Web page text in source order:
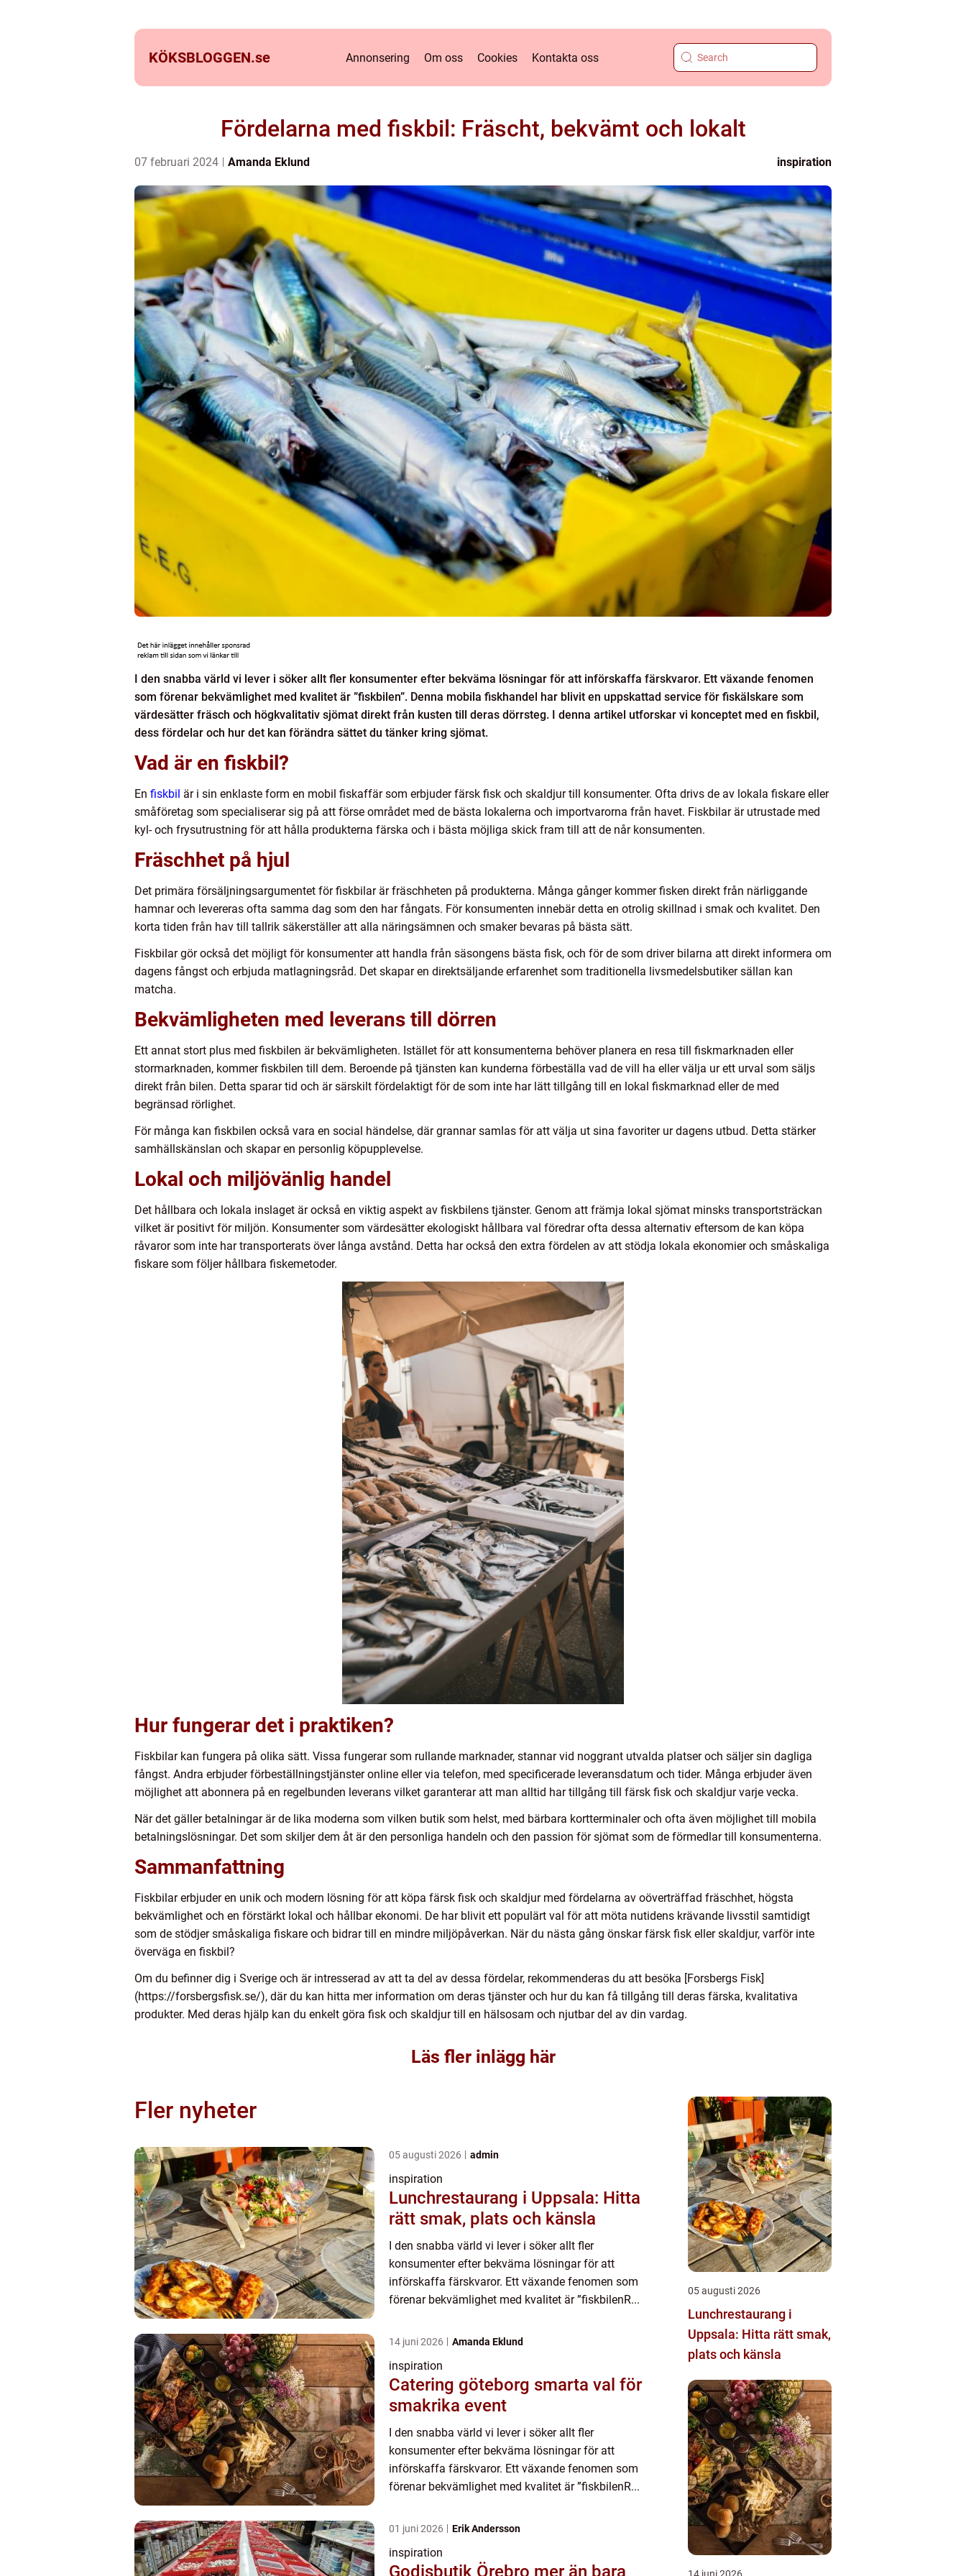
KÖKSBLOGGEN.se Annonsering Om oss Cookies Kontakta oss
Fördelarna med fiskbil: Fräscht, bekvämt och lokalt
07 februari 2024 Amanda Eklund inspiration
I den snabba värld vi lever i söker allt fler konsumenter efter bekväma lösningar för att införskaffa färskvaror. Ett växande fenomen
som förenar bekvämlighet med kvalitet är ”fiskbilen”. Denna mobila fiskhandel har blivit en uppskattad service för fiskälskare som
värdesätter fräsch och högkvalitativ sjömat direkt från kusten till deras dörrsteg. I denna artikel utforskar vi konceptet med en fiskbil,
dess fördelar och hur det kan förändra sättet du tänker kring sjömat.
Vad är en fiskbil?
En fiskbil är i sin enklaste form en mobil fiskaffär som erbjuder färsk fisk och skaldjur till konsumenter. Ofta drivs de av lokala fiskare eller
småföretag som specialiserar sig på att förse området med de bästa lokalerna och importvarorna från havet. Fiskbilar är utrustade med
kyl- och frysutrustning för att hålla produkterna färska och i bästa möjliga skick fram till att de når konsumenten.
Fräschhet på hjul
Det primära försäljningsargumentet för fiskbilar är fräschheten på produkterna. Många gånger kommer fisken direkt från närliggande
hamnar och levereras ofta samma dag som den har fångats. För konsumenten innebär detta en otrolig skillnad i smak och kvalitet. Den
korta tiden från hav till tallrik säkerställer att alla näringsämnen och smaker bevaras på bästa sätt.
Fiskbilar gör också det möjligt för konsumenter att handla från säsongens bästa fisk, och för de som driver bilarna att direkt informera om
dagens fångst och erbjuda matlagningsråd. Det skapar en direktsäljande erfarenhet som traditionella livsmedelsbutiker sällan kan
matcha.
Bekvämligheten med leverans till dörren
Ett annat stort plus med fiskbilen är bekvämligheten. Istället för att konsumenterna behöver planera en resa till fiskmarknaden eller
stormarknaden, kommer fiskbilen till dem. Beroende på tjänsten kan kunderna förbeställa vad de vill ha eller välja ur ett urval som säljs
direkt från bilen. Detta sparar tid och är särskilt fördelaktigt för de som inte har lätt tillgång till en lokal fiskmarknad eller de med
begränsad rörlighet.
För många kan fiskbilen också vara en social händelse, där grannar samlas för att välja ut sina favoriter ur dagens utbud. Detta stärker
samhällskänslan och skapar en personlig köpupplevelse.
Lokal och miljövänlig handel
Det hållbara och lokala inslaget är också en viktig aspekt av fiskbilens tjänster. Genom att främja lokal sjömat minsks transportsträckan
vilket är positivt för miljön. Konsumenter som värdesätter ekologiskt hållbara val föredrar ofta dessa alternativ eftersom de kan köpa
råvaror som inte har transporterats över långa avstånd. Detta har också den extra fördelen av att stödja lokala ekonomier och småskaliga
fiskare som följer hållbara fiskemetoder.
Hur fungerar det i praktiken?
Fiskbilar kan fungera på olika sätt. Vissa fungerar som rullande marknader, stannar vid noggrant utvalda platser och säljer sin dagliga
fångst. Andra erbjuder förbeställningstjänster online eller via telefon, med specificerade leveransdatum och tider. Många erbjuder även
möjlighet att abonnera på en regelbunden leverans vilket garanterar att man alltid har tillgång till färsk fisk och skaldjur varje vecka.
När det gäller betalningar är de lika moderna som vilken butik som helst, med bärbara kortterminaler och ofta även möjlighet till mobila
betalningslösningar. Det som skiljer dem åt är den personliga handeln och den passion för sjömat som de förmedlar till konsumenterna.
Sammanfattning
Fiskbilar erbjuder en unik och modern lösning för att köpa färsk fisk och skaldjur med fördelarna av oöverträffad fräschhet, högsta
bekvämlighet och en förstärkt lokal och hållbar ekonomi. De har blivit ett populärt val för att möta nutidens krävande livsstil samtidigt
som de stödjer småskaliga fiskare och bidrar till en mindre miljöpåverkan. När du nästa gång önskar färsk fisk eller skaldjur, varför inte
överväga en fiskbil?
Om du befinner dig i Sverige och är intresserad av att ta del av dessa fördelar, rekommenderas du att besöka [Forsbergs Fisk]
(https://forsbergsfisk.se/), där du kan hitta mer information om deras tjänster och hur du kan få tillgång till deras färska, kvalitativa
produkter. Med deras hjälp kan du enkelt göra fisk och skaldjur till en hälsosam och njutbar del av din vardag.
Läs fler inlägg här
Fler nyheter
05 augusti 2026 admin
inspiration
Lunchrestaurang i Uppsala: Hitta
rätt smak, plats och känsla
I den snabba värld vi lever i söker allt fler
konsumenter efter bekväma lösningar för att
införskaffa färskvaror. Ett växande fenomen som
förenar bekvämlighet med kvalitet är ”fiskbilenR...
14 juni 2026 Amanda Eklund
inspiration
Catering göteborg smarta val för
smakrika event
I den snabba värld vi lever i söker allt fler
konsumenter efter bekväma lösningar för att
införskaffa färskvaror. Ett växande fenomen som
förenar bekvämlighet med kvalitet är ”fiskbilenR...
01 juni 2026 Erik Andersson
inspiration
Godisbutik Örebro mer än bara
05 augusti 2026
Lunchrestaurang i
Uppsala: Hitta rätt smak,
plats och känsla